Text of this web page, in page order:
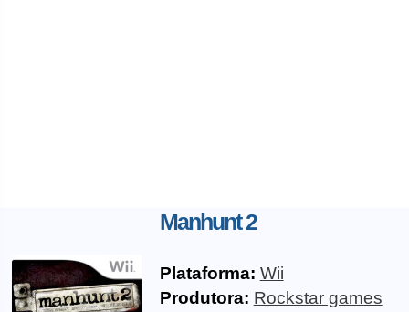
Manhunt 2
Plataforma: Wii
Produtora: Rockstar games